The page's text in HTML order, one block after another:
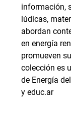
información,
lúdicas,
abordan
en energía
promueven
colección es
de Energía
y educ.ar